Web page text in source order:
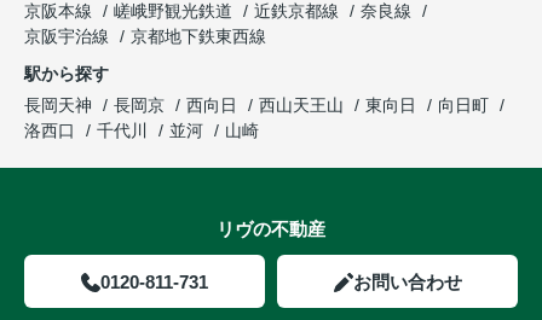
京阪本線
嵯峨野観光鉄道 近鉄京都線
奈良線
京阪宇治線
京都地下鉄東西線
駅から探す
長岡天神
長岡京 西向日 西山天王山 東向日
向日町
洛西口
千代川 並河 山崎
リヴの不動産
0120-811-731 お問い合わせ